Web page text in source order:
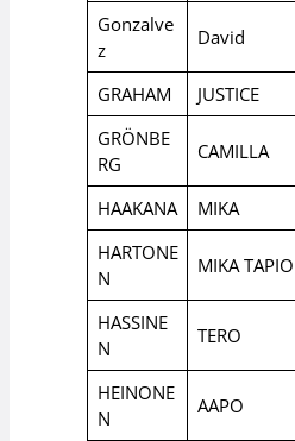
Gonzalve
z
David
GRAHAM JUSTICE
GRÖNBE
RG
CAMILLA
HAAKANA MIKA
HARTONE
N
MIKA TAPIO
HASSINE
N
TERO
HEINONE
N
AAPO